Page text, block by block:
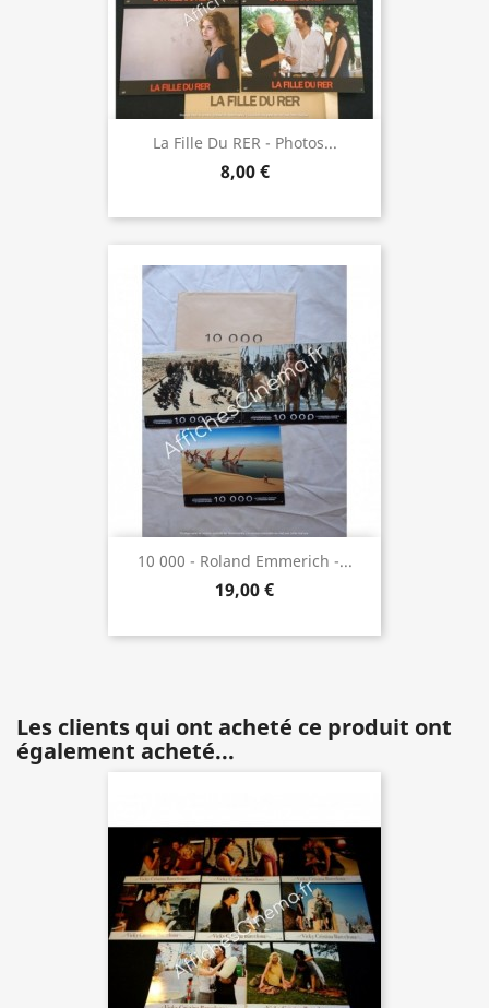
La Fille Du RER - Photos...
8,00 €
10 000 - Roland Emmerich -...
19,00 €
Les clients qui ont acheté ce produit ont
également acheté...